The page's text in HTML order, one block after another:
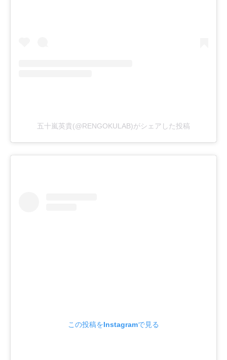
五十嵐英貴(@RENGOKULAB)がシェアした投稿
この投稿をInstagramで見る